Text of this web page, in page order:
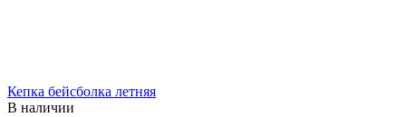
Кепка бейсболка летняя
В наличии